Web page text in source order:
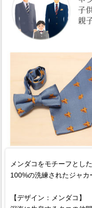
メンダコをモチーフとし
100%の洗練されたジャカ
【デザイン：メンダコ】